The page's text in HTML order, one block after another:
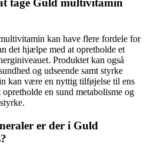
tage Guld multivitamin
kan have flere fordele for
det hjælpe med at opretholde et
Produktet kan også
og udseende samt styrke
kan være en nyttig tilføjelse til ens
en sund metabolisme og
er der i Guld